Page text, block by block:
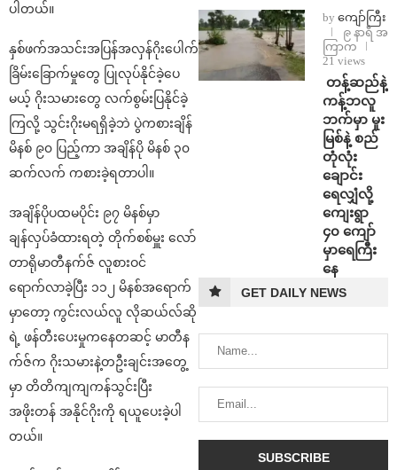
ပါတယ်။
နှစ်ဖက်အသင်းအပြန်အလှန်ဂိုးပေါက်
ခြိမ်းခြောက်မှုတွေ ပြုလုပ်နိုင်ခဲ့ပေ
မယ့် ဂိုးသမားတွေ လက်စွမ်းပြနိုင်ခဲ့
ကြလို့ သွင်းဂိုးမရရှိခဲ့ဘဲ ပွဲကစားချိန်
မိနစ် ၉၀ ပြည့်ကာ အချိန်ပို မိနစ် ၃၀
ဆက်လက် ကစားခဲ့ရတာပါ။
အချိန်ပိုပထမပိုင်း ၉၇ မိနစ်မှာ
ချန်လှပ်ခံထားရတဲ့ တိုက်စစ်မှူး လော်
တာရိုမာတီနက်ဇ် လူစားဝင်
ရောက်လာခဲ့ပြီး ၁၁၂ မိနစ်အရောက်
မှာတော့ ကွင်းလယ်လူ လိုဆယ်လ်ဆို
ရဲ့ ဖန်တီးပေးမှုကနေတဆင့် မာတီန
က်ဇ်က ဂိုးသမားနဲ့တဦးချင်းအတွေ့
မှာ တိတိကျကျကန်သွင်းပြီး
အဖိုးတန် အနိုင်ဂိုးကို ရယူပေးခဲ့ပါ
တယ်။
by ကျော်ကြီး
၉ နာရီ အ
ကြာက
21 views
⁩ ⁨တန့်ဆည်နဲ့
ကန့်ဘလူ
ဘက်မှာ မူး
မြစ်နဲ့ စည်
တုံလုံး
ချောင်း
ရေလျှံလို့
ကျေးရွာ
၄၀ ကျော်
မှာရေကြီး
နေ
GET DAILY NEWS